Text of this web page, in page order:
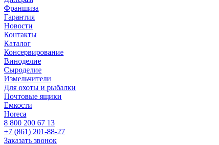
Франшиза
Гарантия
Новости
Контакты
Каталог
Консервирование
Виноделие
Сыроделие
Измельчители
Для охоты и рыбалки
Почтовые ящики
Емкости
Horeca
8 800 200 67 13
+7 (861) 201-88-27
Заказать звонок